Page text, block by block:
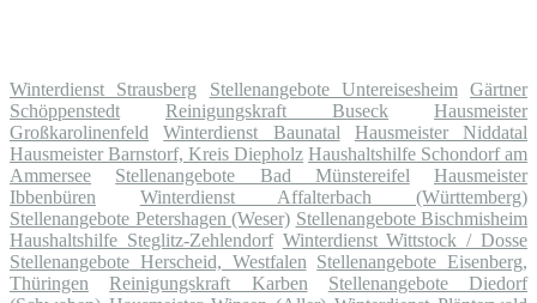
Winterdienst Strausberg Stellenangebote Untereisesheim
Gärtner
Schöppenstedt
Reinigungskraft Buseck
Hausmeister
Großkarolinenfeld
Winterdienst Baunatal
Hausmeister Niddatal
Hausmeister Barnstorf, Kreis Diepholz Haushaltshilfe Schondorf am
Ammersee
Stellenangebote Bad Münstereifel
Hausmeister
Ibbenbüren
Winterdienst Affalterbach (Württemberg)
Stellenangebote Petershagen (Weser) Stellenangebote Bischmisheim
Haushaltshilfe Steglitz-Zehlendorf Winterdienst Wittstock / Dosse
Stellenangebote Herscheid, Westfalen Stellenangebote Eisenberg,
Thüringen
Reinigungskraft Karben
Stellenangebote Diedorf